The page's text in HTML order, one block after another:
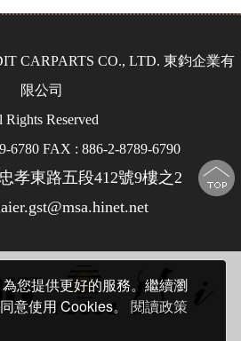
您提供更好的服務。繼續瀏
意使用 Cookies。
閱讀政策
CARPARTS CO., LTD. 東鈞企業有
限公司
Rights Reserved
6780 FAX : 886-2-8789-6790
孝東路五段412號9樓之2